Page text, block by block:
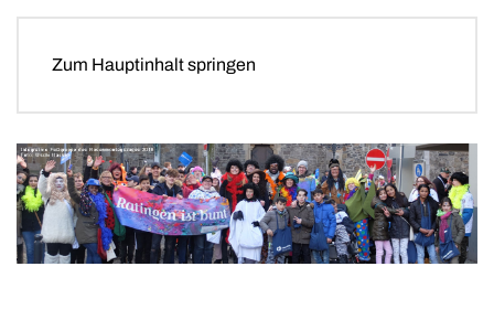
Zum Hauptinhalt springen